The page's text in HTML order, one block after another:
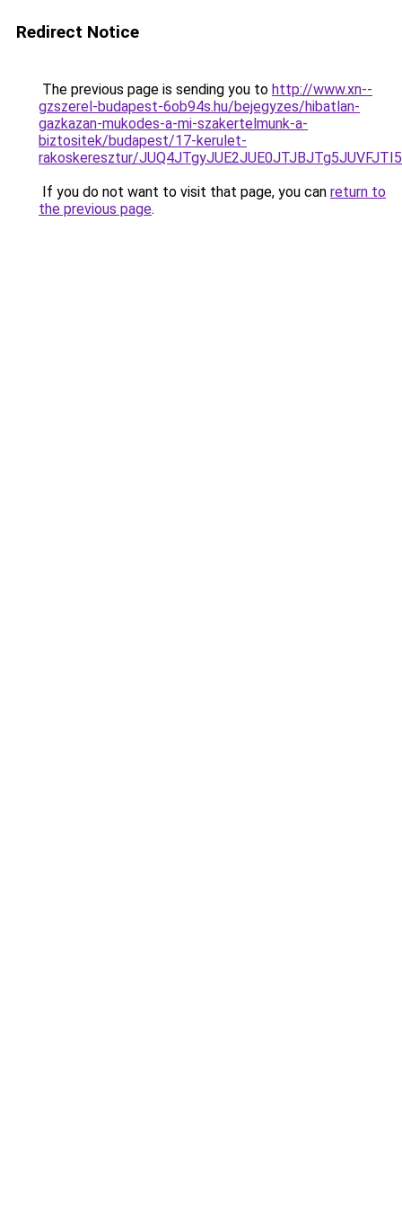
Redirect Notice
The previous page is sending you to http://www.xn--
gzszerel-budapest-6ob94s.hu/bejegyzes/hibatlan-
gazkazan-mukodes-a-mi-szakertelmunk-a-
biztositek/budapest/17-kerulet-
rakoskeresztur/
If you do not want to visit that page, you can return to
the previous page.